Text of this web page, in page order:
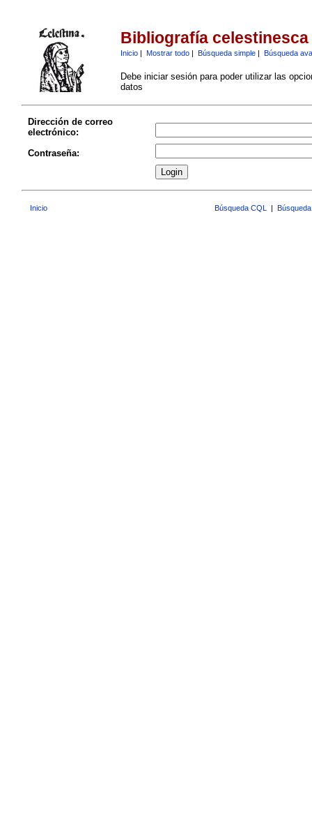
Bibliografía celestinesca
Inicio| Mostrar todo| Búsqueda simple| Búsqueda
Debe iniciar sesión para poder utilizar las
datos
Dirección de correo
electrónico:
Contraseña:
Inicio Búsqueda CQL |